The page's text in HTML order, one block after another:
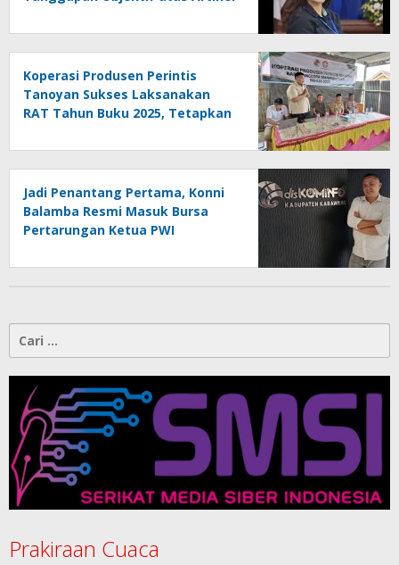
Konspirasi Melanggar Aturan”
Koperasi Produsen Perintis
Tanoyan Sukses Laksanakan
RAT Tahun Buku 2025, Tetapkan
Keputusan Anggota
Jadi Penantang Pertama, Konni
Balamba Resmi Masuk Bursa
Pertarungan Ketua PWI
Cari
untuk:
Prakiraan Cuaca